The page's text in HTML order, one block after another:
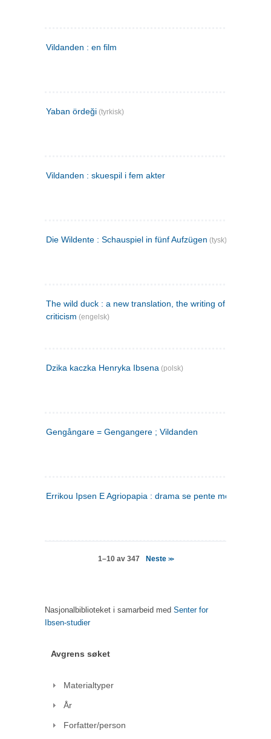
Vildanden : en film
Yaban ördeği (tyrkisk)
Vildanden : skuespil i fem akter
Die Wildente : Schauspiel in fünf Aufzügen (tysk)
The wild duck : a new translation, the writing of the play,
criticism (engelsk)
Dzika kaczka Henryka Ibsena (polsk)
Gengångare = Gengangere ; Vildanden
Errikou Ipsen E Agriopapia : drama se pente mere
1–10 av 347 Neste >>
Nasjonalbiblioteket i samarbeid med Senter for
Ibsen-studier
Avgrens søket
Materialtyper
År
Forfatter/person